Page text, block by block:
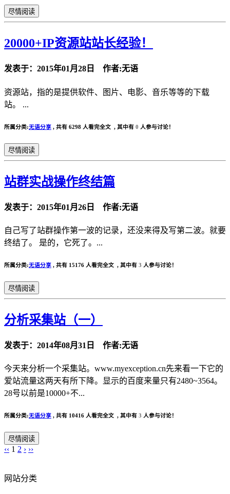
尽情阅读
20000+IP资源站站长经验！
发表于：2015年01月28日 作者:无语
资源站，指的是提供软件、图片、电影、音乐等等的下载
站。 ...
所属分类:无语分享 , 共有 6298 人看完全文 , 其中有 0 人参与讨论！
尽情阅读
站群实战操作终结篇
发表于：2015年01月26日 作者:无语
自己写了站群操作第一波的记录，还没来得及写第二波。就要
终结了。 是的，它死了。...
所属分类:无语分享 , 共有 15176 人看完全文 , 其中有 3 人参与讨论！
尽情阅读
分析采集站（一）
发表于：2014年08月31日 作者:无语
今天来分析一个采集站。www.myexception.cn先来看一下它的
爱站流量这两天有所下降。显示的百度来量只有2480~3564。
28号以前是10000+不...
所属分类:无语分享 , 共有 10416 人看完全文 , 其中有 3 人参与讨论！
尽情阅读
‹‹ 1 2 › ››
网站分类